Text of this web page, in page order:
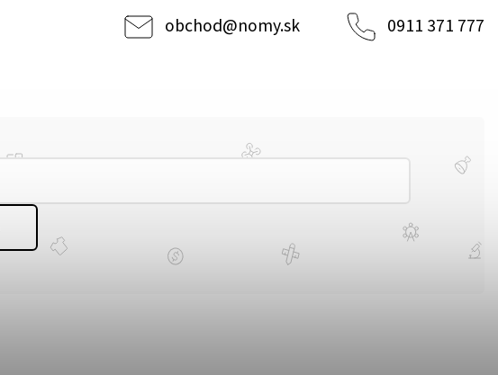
obchod@nomy.sk 0911 371 777